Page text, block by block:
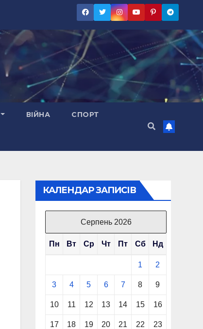
ВІЙНА СПОРТ
КАЛЕНДАР ЗАПИСІВ
Серпень 2026
Пн Вт Ср Чт Пт Сб Нд
1 2
3 4 5 6 7 8 9
10 11 12 13 14 15 16
17 18 19 20 21 22 23